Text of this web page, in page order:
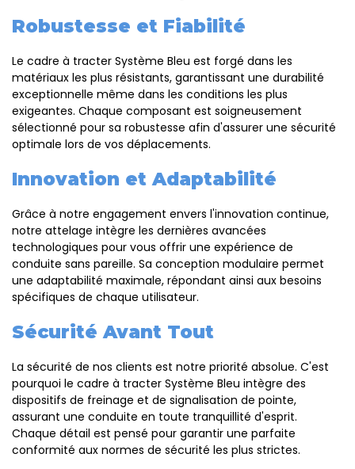
Robustesse et Fiabilité
Le cadre à tracter Système Bleu est forgé dans les
matériaux les plus résistants, garantissant une durabilité
exceptionnelle même dans les conditions les plus
exigeantes. Chaque composant est soigneusement
sélectionné pour sa robustesse afin d'assurer une sécurité
optimale lors de vos déplacements.
Innovation et Adaptabilité
Grâce à notre engagement envers l'innovation continue,
notre attelage intègre les dernières avancées
technologiques pour vous offrir une expérience de
conduite sans pareille. Sa conception modulaire permet
une adaptabilité maximale, répondant ainsi aux besoins
spécifiques de chaque utilisateur.
Sécurité Avant Tout
La sécurité de nos clients est notre priorité absolue. C'est
pourquoi le cadre à tracter Système Bleu intègre des
dispositifs de freinage et de signalisation de pointe,
assurant une conduite en toute tranquillité d'esprit.
Chaque détail est pensé pour garantir une parfaite
conformité aux normes de sécurité les plus strictes.